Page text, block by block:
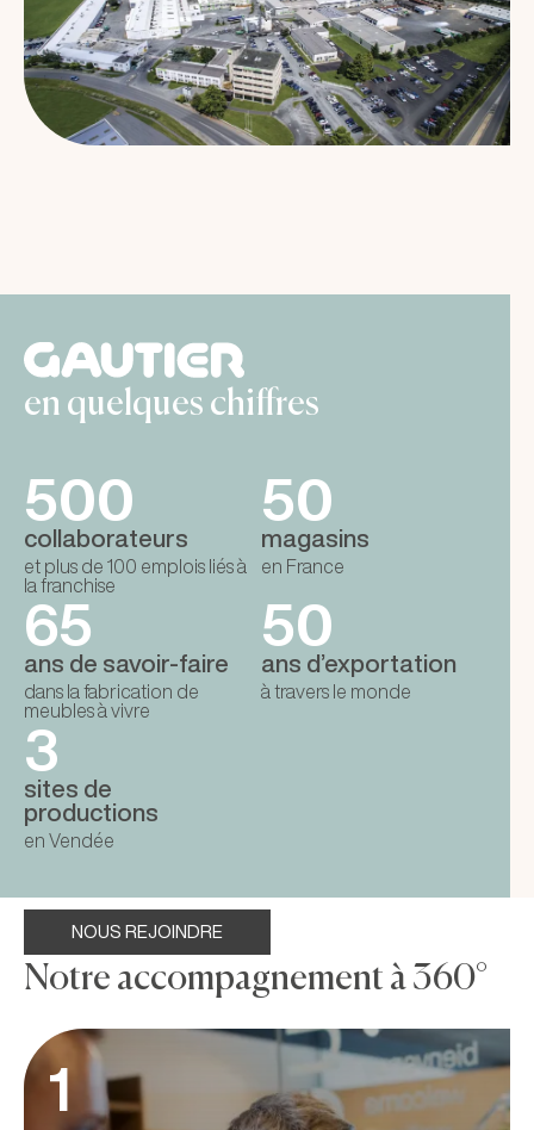
en quelques chiffres
500
collaborateurs
et plus de 100 emplois liés à
la franchise
50
magasins
en France
65
ans de savoir-faire
dans la fabrication de
meubles à vivre
50
ans d’exportation
à travers le monde
3
sites de
productions
en Vendée
Notre accompagnement à 360°
NOUS REJOINDRE
1